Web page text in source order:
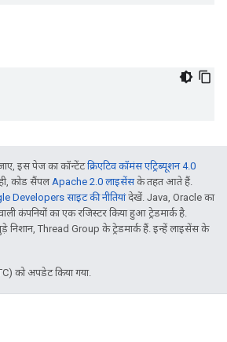
इस पेज का कॉन्टेंटक्रिएटिव कॉमंस एट्रिब्यूशन 4.0
कोड सैंपलApache 2.0 लाइसेंसके तहत आते हैं.
Developers साइट की नीतियांदेखें. Java, Oracle का
कंपनियों का एक रजिस्टर किया हुआ ट्रेडमार्क है.
Thread Group के ट्रेडमार्क हैं. इन्हें लाइसेंस के
को अपडेट किया गया.